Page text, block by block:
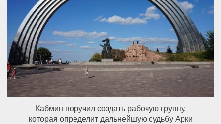
Кабмин поручил создать рабочую группу,
которая определит дальнейшую судьбу Арки